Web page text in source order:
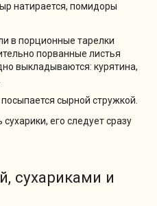
натирается, помидоры
в порционные тарелки
порванные листья
выкладываются: курятина,
сырной стружкой.
его следует сразу
сухариками и